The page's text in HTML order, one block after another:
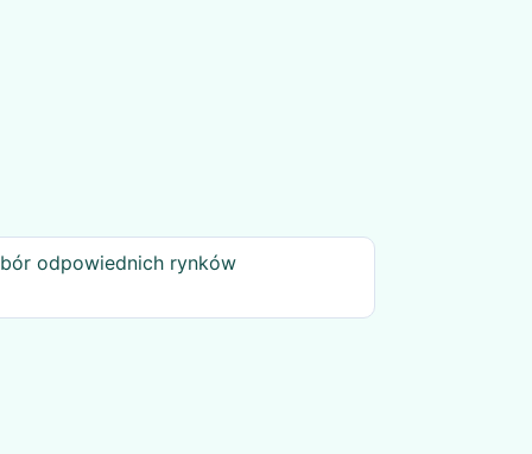
odpowiednich rynków